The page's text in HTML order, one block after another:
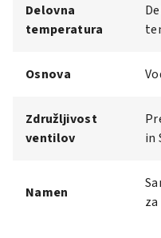
Delovna
temperatura
Osnova
Združljivost
ventilov
in
Namen